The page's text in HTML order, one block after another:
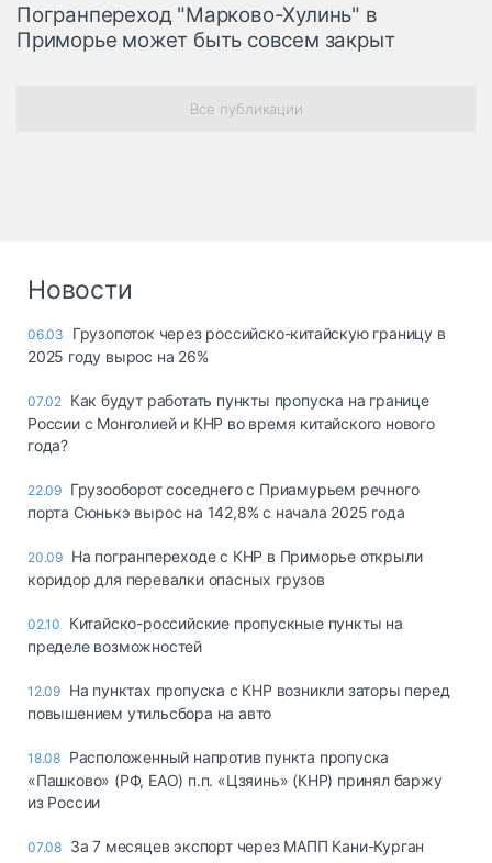
Погранпереход "Марково-Хулинь" в
Приморье может быть совсем закрыт
Все публикации
Новости
06.03
Грузопоток через российско-китайскую границу в
2025 году вырос на 26%
07.02 Как будут работать пункты пропуска на границе
России с Монголией и КНР во время китайского нового
года?
22.09 Грузооборот соседнего с Приамурьем речного
порта Сюнькэ вырос на 142,8% с начала 2025 года
20.09 На погранпереходе с КНР в Приморье открыли
коридор для перевалки опасных грузов
02.10
Китайско-российские пропускные пункты на
пределе возможностей
12.09 На пунктах пропуска с КНР возникли заторы перед
повышением утильсбора на авто
18.08 Расположенный напротив пункта пропуска
«Пашково» (РФ, ЕАО) п.п. «Цзяинь» (КНР) принял баржу
из России
07.08 За 7 месяцев экспорт через МАПП Кани-Курган